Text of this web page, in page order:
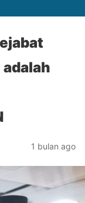
1 bulan ago